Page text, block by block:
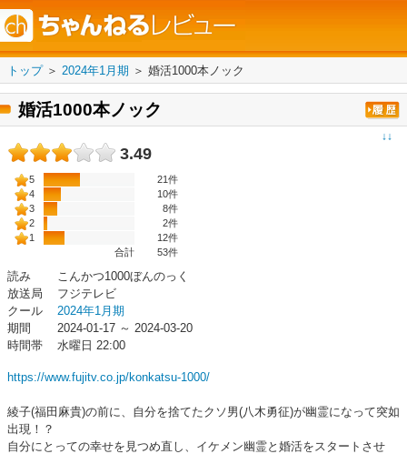
トップ＞ 2024年1月期 ＞ 婚活1000本ノック
婚活1000本ノック
↓↓
3.49
5
21件
4
10件
3
8件
2
2件
1
12件
合計
53件
読み
こんかつ1000ぼんのっく
放送局
フジテレビ
クール
2024年1月期
期間
2024-01-17 ～ 2024-03-20
時間帯
水曜日 22:00
https://www.fujitv.co.jp/konkatsu-1000/
綾子(福田麻貴)の前に、自分を捨てたクソ男(八木勇征)が幽霊になって突如
出現！？
自分にとっての幸せを見つめ直し、イケメン幽霊と婚活をスタートさせ